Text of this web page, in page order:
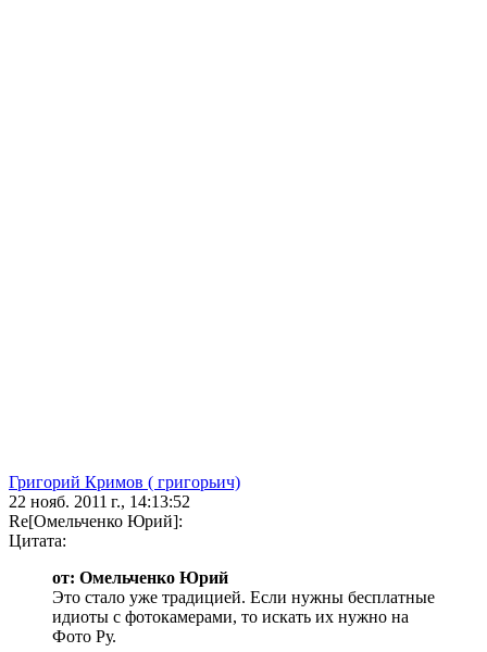
Григорий Кримов ( григорьич)
22 нояб. 2011 г., 14:13:52
Re[Омельченко Юрий]:
Цитата:
от: Омельченко Юрий
Это стало уже традицией. Если нужны бесплатные
идиоты с фотокамерами, то искать их нужно на
Фото Ру.